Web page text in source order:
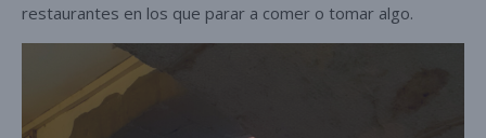
restaurantes en los que parar a comer o tomar algo.